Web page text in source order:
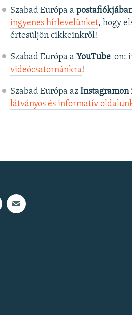
Szabad Európa a
ingyenes hírlevelünket, hogy
értesüljön cikkeinkről!
Szabad Európa a YouTube-on:
videócsatornánkra!
Szabad Európa az Instagramon
látványos és informatív